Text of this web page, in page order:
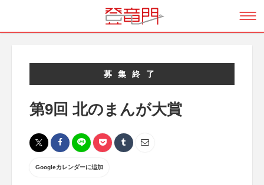
募集終了
第9回 北のまんが大賞
Googleカレンダーに追加